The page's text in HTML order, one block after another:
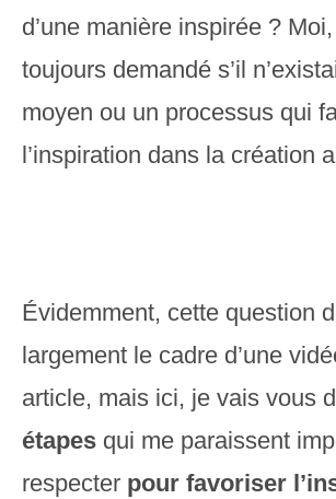
d’une manière inspirée ?
toujours demandé s’il
moyen ou un processus qui
l’inspiration dans la création
Évidemment, cette question
largement le cadre d’une
article, mais ici, je vais vous
étapes qui me paraissent
respecter pour favoriser